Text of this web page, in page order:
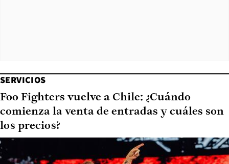
SERVICIOS
Foo Fighters vuelve a Chile: ¿Cuándo
comienza la venta de entradas y cuáles son
los precios?